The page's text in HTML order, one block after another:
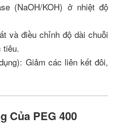
(NaOH/KOH) ở nhiệt độ
và điều chỉnh độ dài chuỗi
tiêu.
Giảm các liên kết đôi,
Của PEG 400